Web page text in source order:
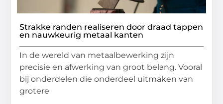
Strakke randen realiseren door draad tappen
en nauwkeurig metaal kanten
In de wereld van metaalbewerking zijn
precisie en afwerking van groot belang. Vooral
bij onderdelen die onderdeel uitmaken van
grotere